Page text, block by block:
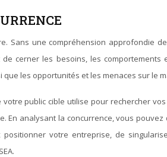
Sans une compréhension approfondie
cerner les besoins, les comportements
les opportunités et les menaces sur le
public cible utilise pour rechercher
analysant la concurrence, vous pouvez
votre entreprise, de